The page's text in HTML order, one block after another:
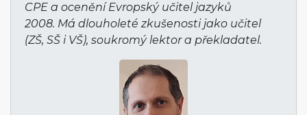
CPE a ocenění Evropský učitel jazyků
2008. Má dlouholeté zkušenosti jako učitel
(ZŠ, SŠ i VŠ), soukromý lektor a překladatel.